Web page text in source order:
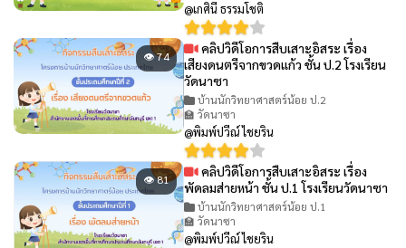
@เกศินี ธรรมโชติ
👁 74
คลิปวิดีโอการสืบเสาะอิสระ เรื่อง
เสียงดนตรีจากขวดแก้ว ชั้น ป.2 โรงเรียน
วัดนาซา
บ้านนักวิทยาศาสตร์น้อย ป.2
🏫 วัดนาซา
@พิมพ์ปวีณ์ ไชยริน
👁 81
คลิปวิดีโอการสืบเสาะอิสระ เรื่อง
พัดลมส่ายหน้า ชั้น ป.1 โรงเรียนวัดนาซา
บ้านนักวิทยาศาสตร์น้อย ป.1
🏫 วัดนาซา
@พิมพ์ปวีณ์ ไชยริน